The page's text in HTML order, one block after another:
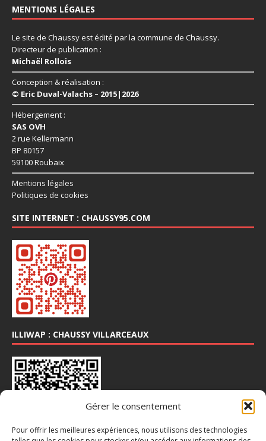
Gérer le consentement
Pour offrir les meilleures expériences, nous utilisons des technologies
MENTIONS LÉGALES
Le site de Chaussy est édité par la commune de Chaussy.
Directeur de publication :
Michaël Rollois
Conception & réalisation :
© Eric Duval-Valachs – 2015|2026
Hébergement :
SAS OVH
2 rue Kellermann
BP 80157
59100 Roubaix
Mentions légales
Politiques de cookies
SITE INTERNET : CHAUSSY95.COM
ILLIWAP : CHAUSSY VILLARCEAUX